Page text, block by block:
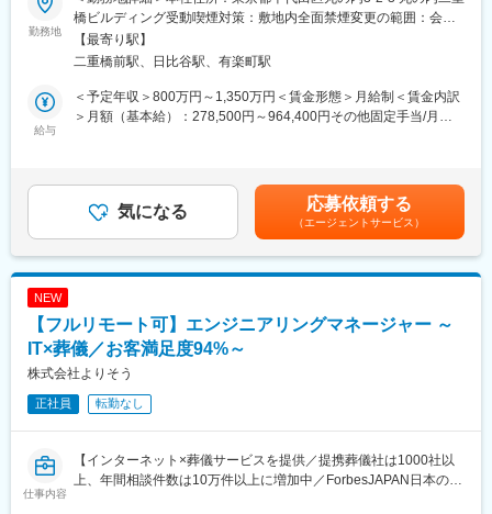
・要件～テストまでの成果物レビュー補助、品質指標の確認と可
視化
・社内・顧客の承認プロセス運営補助
・会議調整、議事録作成、報告資料作成、フォロー対応
・変更要求（CR）の整理・管理補助
・プロジェクト管理プロセスの改善提案
・社内ナレッジ共有、ベストプラクティス整理
・アジャイル／DevOps／クラウド／AI 等の技術理解・適用支援
（4）運用移行・クロージング
・運用開始後フォロー、プロジェクトクロージング支援
■配属予定プロジェクト自動車製造業向け開発プロジェクト：
変更の範囲：会社の定める業務
◆私たちについて
デロイトトーマツ／コンサルティンググループの一員として、日
本を代表する大手企業のDX戦略の実現を担うテクノロジー集団で
す。
単なる「システムの受託開発」ではなく、日々変化する経営環境
に適応するため、ビジネスの仕組みづくりそのものを変革しま
す。
■業務内容
ご経験やキャリアの方向性に応じて、以下のいずれかのポジショ
（4）AI・データ基盤領域プロダクトエンジニア（テックリード）
（5）クラウドマイグレーションエンジニア（テックリード）
（6）システムアーキテクト（テックリード）
■魅力
実装フェーズだけでなく、テクノロジーのプロとして顧客の課題
ヒアリングや抽出段階から深くコミットできます。
勤務地
橋ビルディング受動喫煙対策：敷地内全面禁煙変更の範囲：会社
の定める事業所（リモートワーク含む）
【最寄り駅】
二重橋前駅、日比谷駅、有楽町駅
給与
＜予定年収＞800万円～1,350万円＜賃金形態＞月給制＜賃金内訳
＞月額（基本給）：278,500円～964,400円その他固定手当/月：
変動賞与、残業代はあくまで想定であり、これを保証するもので
はありません■昇格：年1～2回（2月、8月）※管理職は年1回■賞
与：年2回（2月、8月）賃金はあくまでも目安の金額であり、選
考を通じて上下する可能性があります。月給(月額)は固定手当を含
めた表記です。
気になる 応募依頼する
（エージェントサービス）
NEW
【フルリモート可】エンジニアリングマネージャー ～
IT×葬儀／お客満足度94%～
株式会社よりそう
正社員 転勤なし
仕事内容
【インターネット×葬儀サービスを提供／提携葬儀社は1000社以
上、年間相談件数は10万件以上に増加中／ForbesJAPAN日本の起